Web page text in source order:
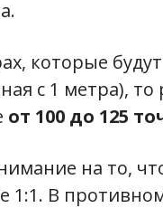
которые
с 1 метра), то
от 100 до 125
на то,
1:1. В